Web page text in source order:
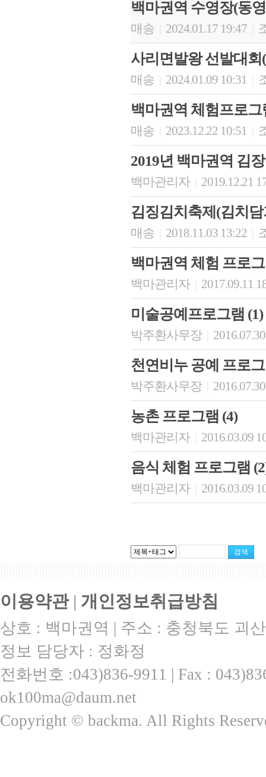
백마권역 수영장(동
매송 2024.01.17 19:47
사리면발왕 선발대회
매송 2024.01.09 10:31
백마권역 체험프로그
매송 2023.12.22 10:51
2019년 백마권역 김
백마관리자 2019.12.21
김징김치축제(김치담
매송 2018.11.03 13:22
백마권역 체험 프로
백마관리자 2017.09.11
미술공예프로그램 (1)
박주환사무장
천연비누 공예 프로
박주환사무장
농촌 프로그램 (4)
백마관리자 2016.03.09
음식 체험 프로그램
백마관리자 2016.03.09
이용약관| 개인정보취급방침
상호 : 백마권역 | 주소 : 충청북도 괴
정보 담당자 : 정화정
전화번호 :043)836-9911 | Fax :
ok100ma@daum.net
Copyright © backma. All Rights